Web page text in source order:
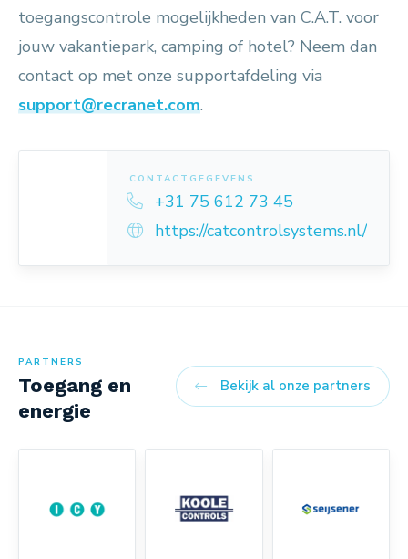
toegangscontrole mogelijkheden van C.A.T. voor
jouw vakantiepark, camping of hotel? Neem dan
contact op met onze supportafdeling via
support@recranet.com.
CONTACTGEGEVENS
+31 75 612 73 45
https://catcontrolsystems.nl/
PARTNERS
Toegang en
energie
Bekijk al onze partners